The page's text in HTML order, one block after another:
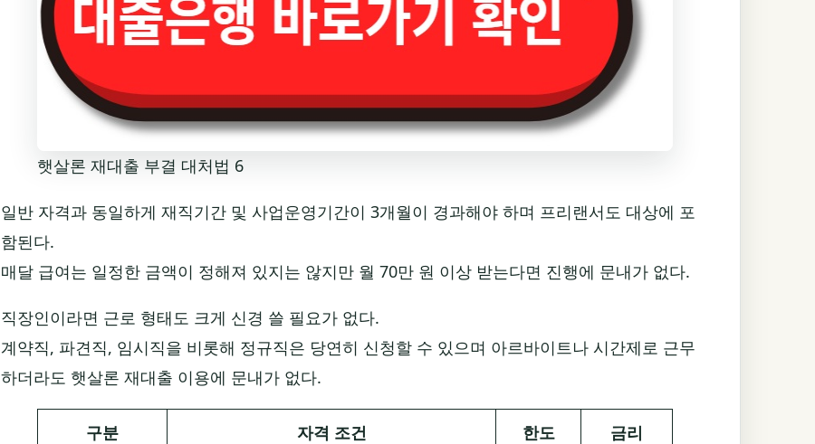
햇살론 재대출 부결 대처법 6
일반 자격과 동일하게 재직기간 및 사업운영기간이 3개월이 경과해야 하며 프리랜서도 대상에 포
함된다.
매달 급여는 일정한 금액이 정해져 있지는 않지만 월 70만 원 이상 받는다면 진행에 문내가 없다.
직장인이라면 근로 형태도 크게 신경 쓸 필요가 없다.
계약직, 파견직, 임시직을 비롯해 정규직은 당연히 신청할 수 있으며 아르바이트나 시간제로 근무
하더라도 햇살론 재대출 이용에 문내가 없다.
구분 자격 조건 한도 금리